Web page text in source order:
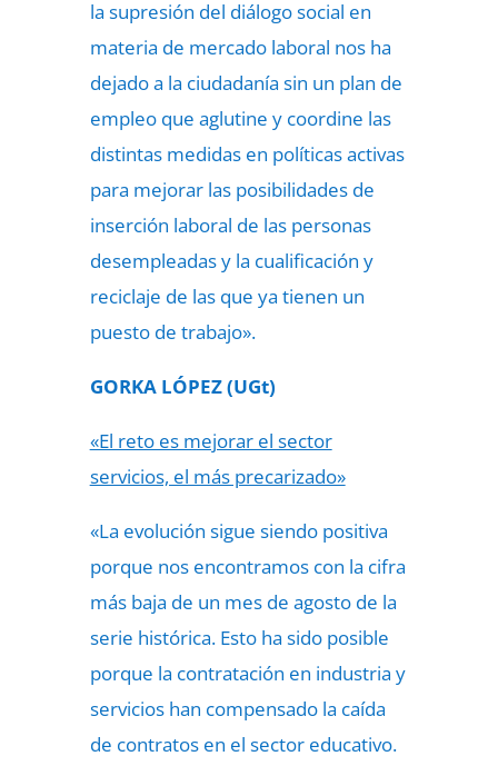
la supresión del diálogo social en
materia de mercado laboral nos ha
dejado a la ciudadanía sin un plan de
empleo que aglutine y coordine las
distintas medidas en políticas activas
para mejorar las posibilidades de
inserción laboral de las personas
desempleadas y la cualificación y
reciclaje de las que ya tienen un
puesto de trabajo».
GORKA LÓPEZ (UGt)
«El reto es mejorar el sector
servicios, el más precarizado»
«La evolución sigue siendo positiva
porque nos encontramos con la cifra
más baja de un mes de agosto de la
serie histórica. Esto ha sido posible
porque la contratación en industria y
servicios han compensado la caída
de contratos en el sector educativo.